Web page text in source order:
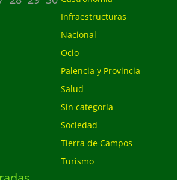
Infraestructuras
Nacional
Ocio
Palencia y Provincia
Salud
Sin categoría
Sociedad
Tierra de Campos
Turismo